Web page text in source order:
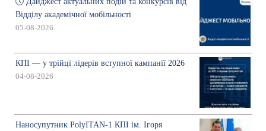
Відділу академічної мобільності
05-08-2026
КПІ — у трійці лідерів вступної кампанії 2026
04-08-2026
Наносупутник PolyITAN-1 КПІ ім. Ігоря